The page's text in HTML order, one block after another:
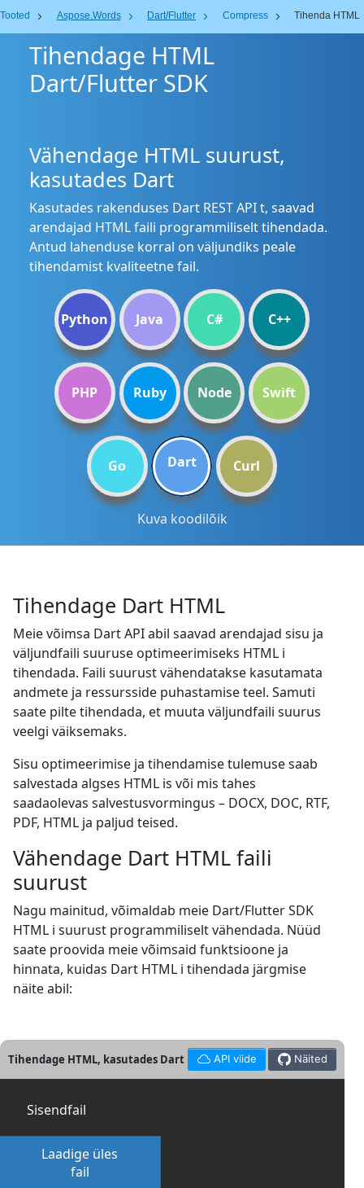
Tooted Aspose.Words Dart/Flutter Compress Tihenda HTML
Tihendage HTML
Dart/Flutter SDK
Vähendage HTML suurust,
kasutades Dart
Kasutades rakenduses Dart REST API t, saavad
arendajad HTML faili programmiliselt tihendada.
Antud lahenduse korral on väljundiks peale
tihendamist kvaliteetne fail.
Python Java C# C++
PHP Ruby Node Swift
Go Dart Curl
Kuva koodilõik
Tihendage Dart HTML
Meie võimsa Dart API abil saavad arendajad sisu ja
väljundfaili suuruse optimeerimiseks HTML i
tihendada. Faili suurust vähendatakse kasutamata
andmete ja ressursside puhastamise teel. Samuti
saate pilte tihendada, et muuta väljundfaili suurus
veelgi väiksemaks.
Sisu optimeerimise ja tihendamise tulemuse saab
salvestada algses HTML is või mis tahes
saadaolevas salvestusvormingus – DOCX, DOC, RTF,
PDF, HTML ja paljud teised.
Vähendage Dart HTML faili
suurust
Nagu mainitud, võimaldab meie Dart/Flutter SDK
HTML i suurust programmiliselt vähendada. Nüüd
saate proovida meie võimsaid funktsioone ja
hinnata, kuidas Dart HTML i tihendada järgmise
näite abil:
Tihendage HTML, kasutades Dart API viide Näited
Sisendfail
Laadige üles
fail